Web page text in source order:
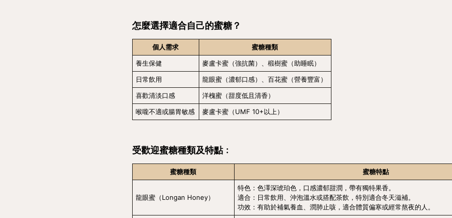
怎麼選擇適合自己的蜜糖？
個人需求
蜜糖種類
養生保健
麥盧卡蜜（強抗菌）、椴樹蜜（助睡眠）
日常飲用
龍眼蜜（濃郁口感）、百花蜜（營養豐富）
喜歡清淡口感
洋槐蜜（甜度低且清香）
喉嚨不適或腸胃敏感
麥盧卡蜜（UMF 10+以上）
受歡迎蜜糖種類及特點﹕
蜜糖種類 蜜糖特點
龍眼蜜（Longan Honey）
特色：色澤深琥珀色，口感濃郁甜潤，帶有獨特果香。
適合：日常飲用、沖泡溫水或搭配茶飲，特別適合冬天滋補。
功效：有助於補氣養血、潤肺止咳，適合體質偏寒或經常熬夜的人。